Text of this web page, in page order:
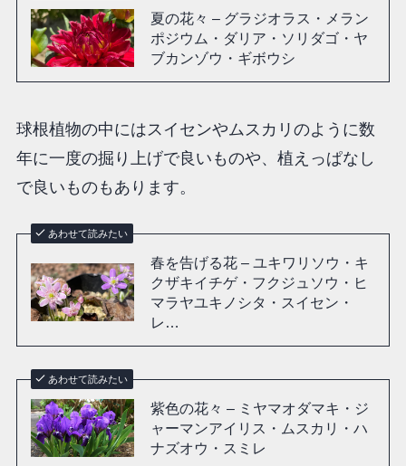
夏の花々 – グラジオラス・メラン
ポジウム・ダリア・ソリダゴ・ヤ
ブカンゾウ・ギボウシ
球根植物の中にはスイセンやムスカリのように数
年に一度の掘り上げで良いものや、植えっぱなし
で良いものもあります。
あわせて読みたい
春を告げる花 – ユキワリソウ・キ
クザキイチゲ・フクジュソウ・ヒ
マラヤユキノシタ・スイセン・
レ…
あわせて読みたい
紫色の花々 – ミヤマオダマキ・ジ
ャーマンアイリス・ムスカリ・ハ
ナズオウ・スミレ